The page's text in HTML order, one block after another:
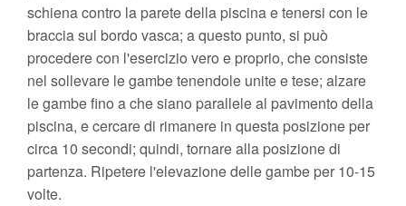
schiena contro la parete della piscina e tenersi con le
braccia sul bordo vasca; a questo punto, si può
procedere con l'esercizio vero e proprio, che consiste
nel sollevare le gambe tenendole unite e tese; alzare
le gambe fino a che siano parallele al pavimento della
piscina, e cercare di rimanere in questa posizione per
circa 10 secondi; quindi, tornare alla posizione di
partenza. Ripetere l'elevazione delle gambe per 10-15
volte.